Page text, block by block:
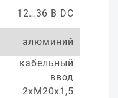
12…36 В DC
алюминий
кабельный
ввод
2хМ20х1,5